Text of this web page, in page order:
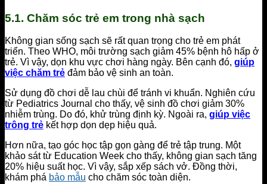
5.1. Chăm sóc trẻ em trong nhà sạch
Không gian sống sạch sẽ rất quan trọng cho trẻ em phát
triển. Theo WHO, môi trường sạch giảm 45% bệnh hô hấp ở
trẻ. Vì vậy, dọn khu vực chơi hàng ngày. Bên cạnh đó, giúp
việc chăm trẻ đảm bảo vệ sinh an toàn.
Sử dụng đồ chơi dễ lau chùi để tránh vi khuẩn. Nghiên cứu
từ Pediatrics Journal cho thấy, vệ sinh đồ chơi giảm 30%
nhiễm trùng. Do đó, khử trùng định kỳ. Ngoài ra, giúp việc
trông trẻ kết hợp dọn dẹp hiệu quả.
Hơn nữa, tạo góc học tập gọn gàng để trẻ tập trung. Một
khảo sát từ Education Week cho thấy, không gian sạch tăng
20% hiệu suất học. Vì vậy, sắp xếp sách vở. Đồng thời,
khám phá bảo mẫu cho chăm sóc toàn diện.